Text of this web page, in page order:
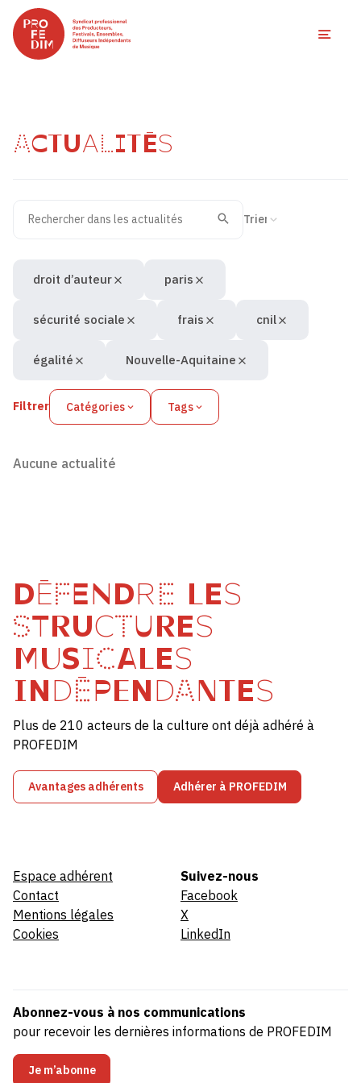
ACTUALITÉS
Recherche
Valider
Filtrer Catégories Tags
droit d’auteur paris
sécurité sociale frais cnil
égalité Nouvelle-Aquitaine
Aucune actualité
DÉFENDRE LES
STRUCTURES
MUSICALES
INDÉPENDANTES
Plus de 210 acteurs de la culture ont déjà adhéré à
PROFEDIM
Avantages adhérents Adhérer à PROFEDIM
Espace adhérent
Contact
Mentions légales
Cookies
Suivez-nous
Facebook
X
LinkedIn
Abonnez-vous à nos communications
pour recevoir les dernières informations de PROFEDIM
Je m’abonne